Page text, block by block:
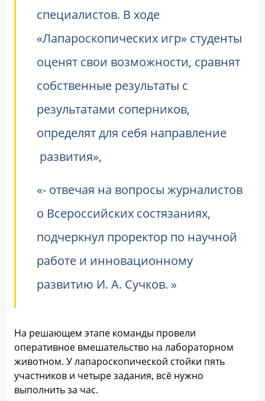
специалистов. В ходе
«Лапароскопических игр» студенты
оценят свои возможности, сравнят
собственные результаты с
результатами соперников,
определят для себя направление
развития»,
- отвечая на вопросы журналистов
о Всероссийских состязаниях,
подчеркнул проректор по научной
работе и инновационному
развитию И. А. Сучков.
На решающем этапе команды провели
оперативное вмешательство на лабораторном
животном. У лапароскопической стойки пять
участников и четыре задания, всё нужно
выполнить за час.